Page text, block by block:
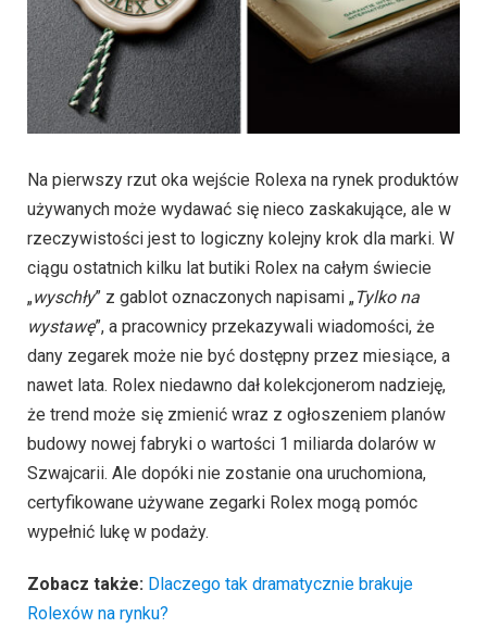
Na pierwszy rzut oka wejście Rolexa na rynek produktów
używanych może wydawać się nieco zaskakujące, ale w
rzeczywistości jest to logiczny kolejny krok dla marki. W
ciągu ostatnich kilku lat butiki Rolex na całym świecie
„wyschły” z gablot oznaczonych napisami „Tylko na
wystawę”, a pracownicy przekazywali wiadomości, że
dany zegarek może nie być dostępny przez miesiące, a
nawet lata. Rolex niedawno dał kolekcjonerom nadzieję,
że trend może się zmienić wraz z ogłoszeniem planów
budowy nowej fabryki o wartości 1 miliarda dolarów w
Szwajcarii. Ale dopóki nie zostanie ona uruchomiona,
certyfikowane używane zegarki Rolex mogą pomóc
wypełnić lukę w podaży.
Zobacz także: Dlaczego tak dramatycznie brakuje
Rolexów na rynku?